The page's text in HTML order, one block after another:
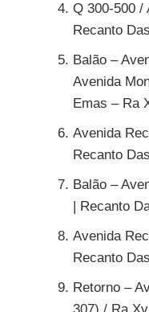
Q 300-500 /
Recanto
Balão –
Avenida
Emas – Ra
Avenida
Recanto
Balão –
| Recanto
Avenida
Recanto
Retorno –